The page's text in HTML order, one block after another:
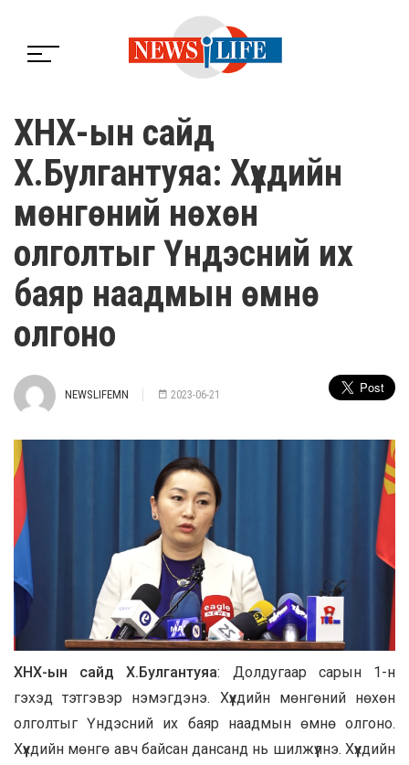
ХНХ-ын сайд
Х.Булгантуяа: Хүүхдийн
мөнгөний нөхөн
олголтыг Үндэсний их
баяр наадмын өмнө
олгоно
NEWSLIFEMN 2023-06-21
ХНХ-ын сайд Х.Булгантуяа: Долдугаар сарын 1-н
гэхэд тэтгэвэр нэмэгдэнэ. Хүүхдийн мөнгөний нөхөн
олголтыг Үндэсний их баяр наадмын өмнө олгоно.
Хүүхдийн мөнгө авч байсан дансанд нь шилжүүлнэ. Хүүхдийн